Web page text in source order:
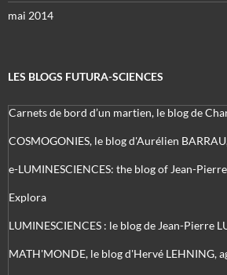
mai 2014
LES BLOGS FUTURA-SCIENCES
Carnets de bord d’un martien, le blog de
COSMOGONIES, le blog d'Aurélien
e-LUMINESCIENCES: the blog of Jean-
Explora
LUMINESCIENCES : le blog de Jean-Pierre
MATH'MONDE, le blog d'Hervé LEHNING,